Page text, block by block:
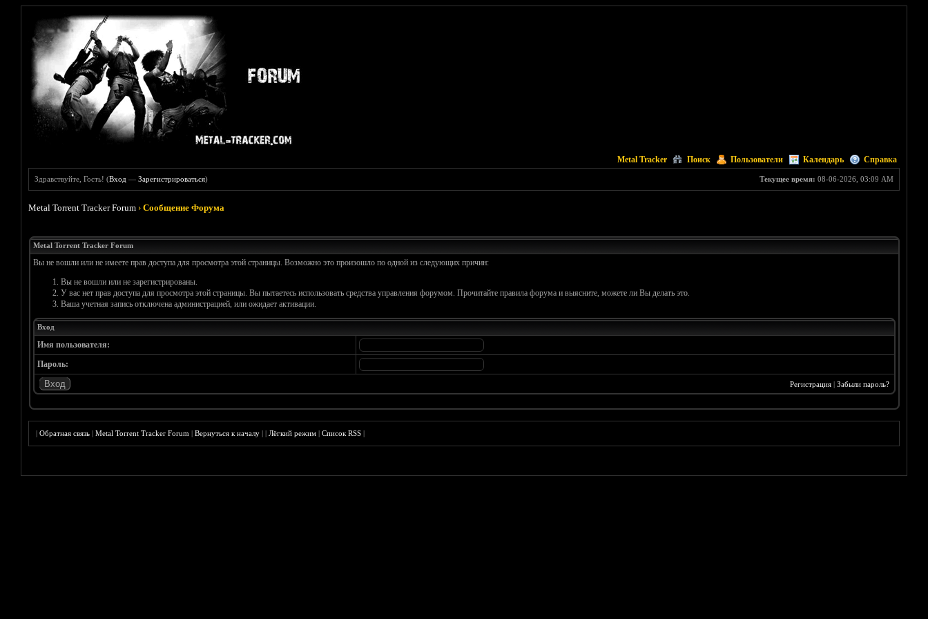
Metal Tracker Поиск Пользователи Календарь Справка
Текущее время: 08-06-2026, 03:09 AM
Здравствуйте, Гость! (Вход —Зарегистрироваться)
Metal Torrent Tracker Forum ›Сообщение Форума
Metal Torrent Tracker Forum
Вы не вошли или не имеете прав доступа для просмотра этой страницы. Возможно это произошло по одной из следующих причин:
Вы не вошли или не зарегистрированы.
У вас нет прав доступа для просмотра этой страницы. Вы пытаетесь использовать средства управления форумом. Прочитайте правила форума и выясните, можете ли Вы делать это.
Ваша учетная запись отключена администрацией, или ожидает активации.
Вход
Имя пользователя:
Пароль:
Регистрация| Забыли пароль?
|Обратная связь |Metal Torrent Tracker Forum |Вернуться к началу ||Лёгкий режим |Список RSS |